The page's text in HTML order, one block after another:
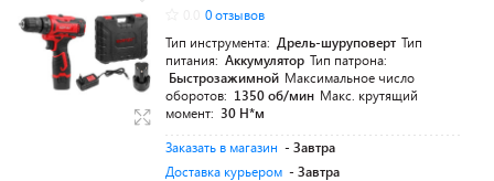
0 отзывов
Тип инструмента: Дрель-шуруповерт Тип
питания: Аккумулятор Тип патрона:
Быстрозажимной Максимальное число
оборотов: 1350 об/мин Макс. крутящий
момент: 30 Н*м
Заказать в магазин - Завтра
Доставка курьером - Завтра